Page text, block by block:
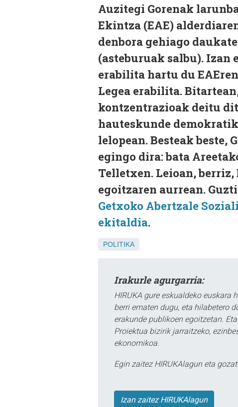
Auzitegi Gorenak
Ekintza (EAE)
denbora gehiago
(asteburuak salbu). Izan
erabilita hartu du
Legea erabilita.
kontzentrazioak deitu
hauteskunde
lelopean. Besteak
egingo dira: bata
Telletxen. Leioan, berriz,
egoitzaren aurrean.
Getxoko Abertzale
ekitaldia.
POLITIKA
Irakurle agurgarria:
HIRUKA gure eskualdeko euskara
berri ematen dugu, eta hilabetero
erakunde publikoen egoitzetan.
Proiektua bizirik jarraitzeko,
ekonomikoa.
Egin zaitez HIRUKAlagun eta
Izan zaitez HIRUKAlagun